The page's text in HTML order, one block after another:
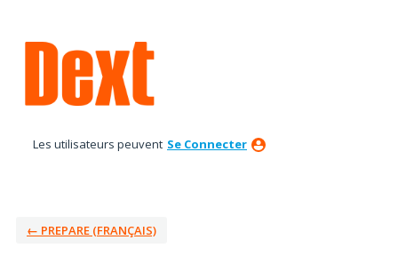
au
contenu
Les utilisateurs peuvent Se Connecter
← PREPARE (FRANÇAIS)